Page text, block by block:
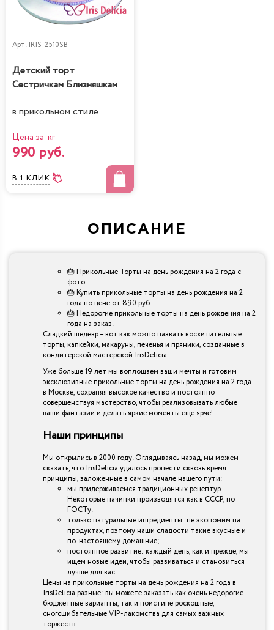
Арт. IRIS-2510SB
Детский торт
Сестричкам Близняшкам
в прикольном стиле
Цена за кг
990 руб.
В 1 КЛИК
ОПИСАНИЕ
🎂 Прикольные Торты на день рождения на 2 года с
фото.
🎂 Купить прикольные торты на день рождения на 2
года по цене от 890 руб
🎂 Недорогие прикольные торты на день рождения на 2
года на заказ.
Сладкий шедевр – вот как можно назвать восхитительные
торты, капкейки, макаруны, печенья и пряники, созданные в
кондитерской мастерской IrisDelicia.
Уже больше 19 лет мы воплощаем ваши мечты и готовим
эксклюзивные прикольные торты на день рождения на 2 года
в Москве, сохраняя высокое качество и постоянно
совершенствуя мастерство, чтобы реализовывать любые
ваши фантазии и делать яркие моменты еще ярче!
Наши принципы
Мы открылись в 2000 году. Оглядываясь назад, мы можем
сказать, что IrisDelicia удалось пронести сквозь время
принципы, заложенные в самом начале нашего пути:
мы придерживаемся традиционных рецептур.
Некоторые начинки производятся как в СССР, по
ГОСТу.
только натуральные ингредиенты: не экономим на
продуктах, поэтому наши сладости такие вкусные и
по-настоящему домашние;
постоянное развитие: каждый день, как и прежде, мы
ищем новые идеи, чтобы развиваться и становиться
лучше для вас.
Цены на прикольные торты на день рождения на 2 года в
IrisDelicia разные: вы можете заказать как очень недорогие
бюджетные варианты, так и поистине роскошные,
сногсшибательные VIP-лакомства для самых важных
торжеств.